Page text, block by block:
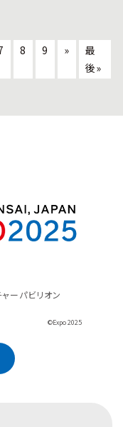
8 9 »
最
後»
ーパビリオン
©Expo 2025